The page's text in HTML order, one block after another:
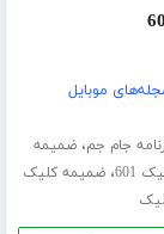
موبایل
جام جم،ضمیمه
601 ،ضمیمه کلیک